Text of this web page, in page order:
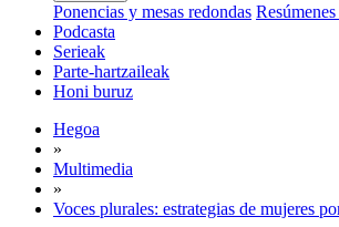
Ponencias y mesas redondas
Podcasta
Serieak
Parte-hartzaileak
Honi buruz
Hegoa
»
Multimedia
»
Voces plurales: estrategias de mujeres